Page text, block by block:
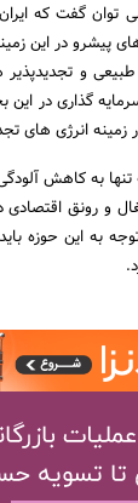
توان گفت که
پیشرو در این
و
گذاری در این
زمینه انرژی های
تنها به کاهش
و رونق
به این حوزه